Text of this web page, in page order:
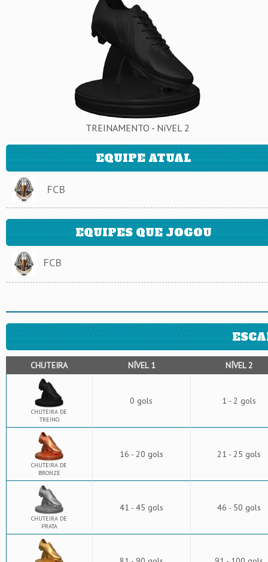
TREINAMENTO - NíVEL 2
EQUIPE ATUAL
FCB
EQUIPES QUE JOGOU
FCB
CHUTEIRA NÍVEL 1 NÍVEL 2
CHUTEIRA DE
TREINO
0 gols 1 - 2 gols
CHUTEIRA DE
BRONZE
16 - 20 gols 21 - 25 gols
CHUTEIRA DE
PRATA
41 - 45 gols 46 - 50 gols